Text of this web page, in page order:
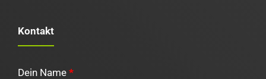
Kontakt
Dein Name *